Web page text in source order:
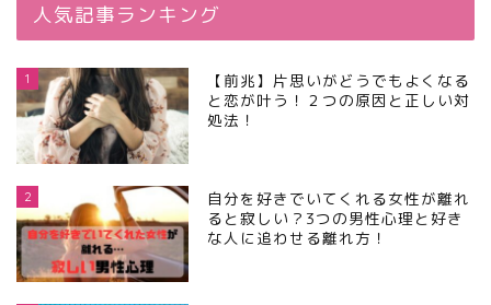
人気記事ランキング
1
【前兆】片思いがどうでもよくなる
と恋が叶う！２つの原因と正しい対
処法！
2
自分を好きでいてくれる女性が離れ
ると寂しい？3つの男性心理と好き
な人に追わせる離れ方！